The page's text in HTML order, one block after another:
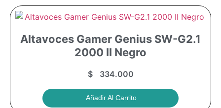
Altavoces Gamer Genius SW-G2.1
2000 II Negro
$334.000
Añadir Al Carrito